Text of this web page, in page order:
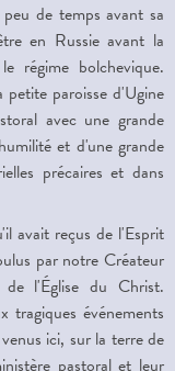
de temps avant sa
en Russie avant la
régime bolchevique.
paroisse d'Ugine
avec une grande
et d'une grande
précaires et dans
avait reçus de l'Esprit
par notre Créateur
l'Église du Christ.
événements
ici, sur la terre de
pastoral et leur